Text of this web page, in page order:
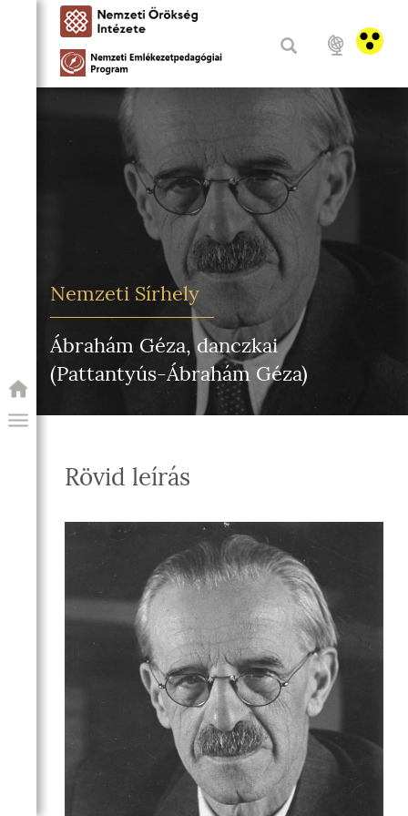
Nemzeti Sírhely
Ábrahám Géza, danczkai
(Pattantyús-Ábrahám Géza)
Rövid leírás